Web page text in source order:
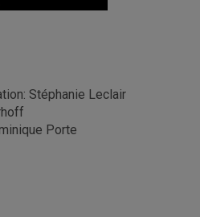
Stéphanie Leclair
Porte